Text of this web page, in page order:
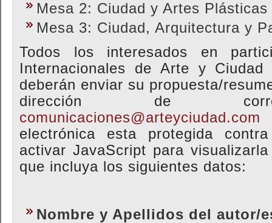
Mesa 2: Ciudad y Artes Plásticas
Mesa 3: Ciudad, Arquitectura y
Todos los interesados en
Internacionales de Arte y Ciudad
deberán enviar su propuesta/
dirección de
comunicaciones@arteyciudad.com
electrónica esta protegida
activar JavaScript para
que incluya los siguientes datos:
Nombre y Apellidos del autor/